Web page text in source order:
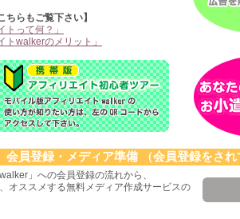
ちらもご覧下さい】
トって何？」
トwalkerのメリット」
員登録・メディア準備
（会員登録をさ
」への会員登録の流れから、
オススメする無料メディア作成サービスの